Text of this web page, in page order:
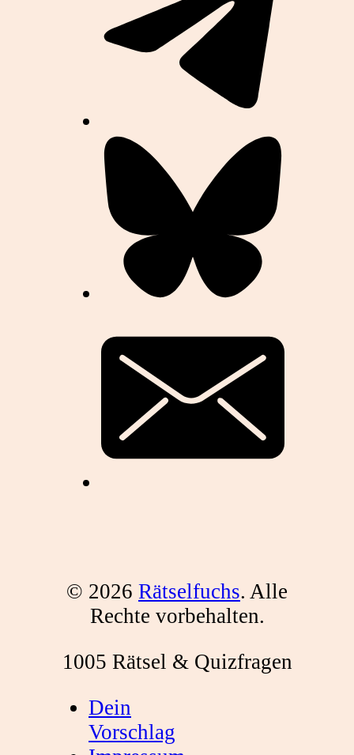
© 2026 Rätselfuchs. Alle
Rechte vorbehalten.
1005 Rätsel & Quizfragen
Dein
Vorschlag